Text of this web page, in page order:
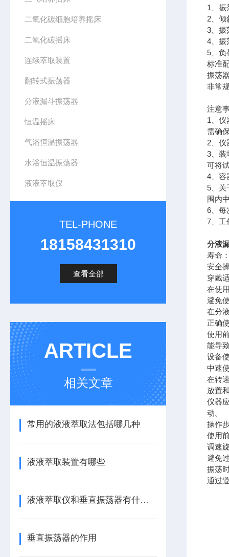
二氧化碳细胞培养摇床
二氧化碳摇床
连续萃取装置
翻转式振荡器
分液漏斗振荡器
恒温摇床
气浴恒温振荡器
水浴恒温振荡器
液液萃取仪
TEL-PHONE
18158431310
查看全部
ARTICLE
相关文章
常用的液液萃取法包括哪几种
液液萃取装置有哪些
液液萃取仪和垂直振荡器有什么区别
垂直振荡器的作用
1、振
2、倾
3、振
4、振
5、负
标准
振荡
非常
注意
1、仪
需确
2、仪
3、装
可将
4、容
5、关
围内
6、每
7、工
分液
寿命
安全
穿戴
在使
避免
在分
正确
使用
能导
设备
中速
在转
放置
仪器
动。
操作
使用
调速
避免
振荡
通过